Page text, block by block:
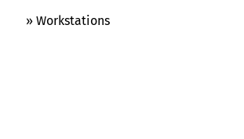
» Workstations